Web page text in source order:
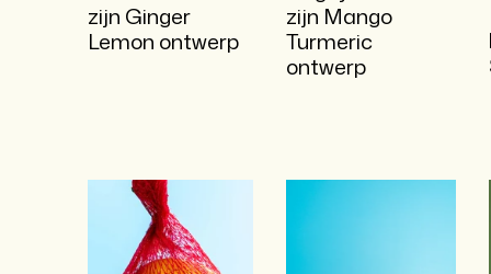
zijn Ginger
Lemon ontwerp
zijn Mango
Turmeric
ontwerp